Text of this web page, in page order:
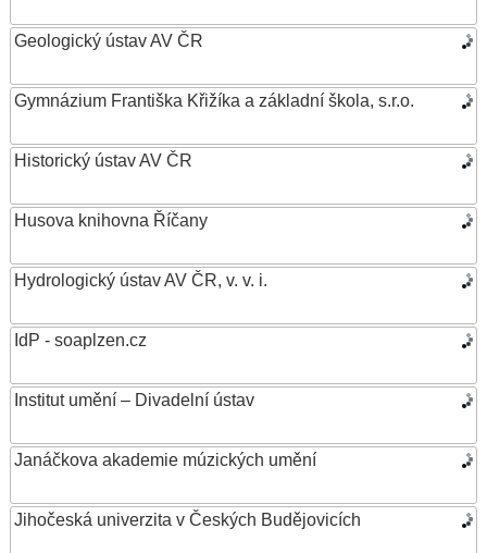
Geologický ústav AV ČR
Gymnázium Františka Křižíka a základní škola, s.r.o.
Historický ústav AV ČR
Husova knihovna Říčany
Hydrologický ústav AV ČR, v. v. i.
IdP - soaplzen.cz
Institut umění – Divadelní ústav
Janáčkova akademie múzických umění
Jihočeská univerzita v Českých Budějovicích